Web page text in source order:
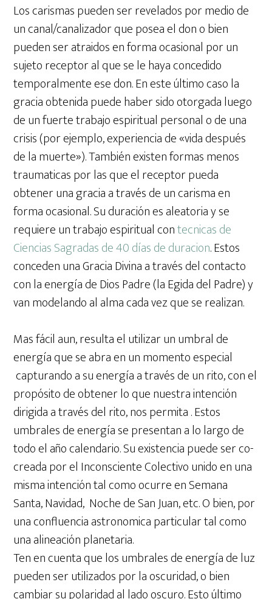
Los carismas pueden ser revelados por medio de
un canal/canalizador que posea el don o bien
pueden ser atraidos en forma ocasional por un
sujeto receptor al que se le haya concedido
temporalmente ese don. En este último caso la
gracia obtenida puede haber sido otorgada luego
de un fuerte trabajo espiritual personal o de una
crisis (por ejemplo, experiencia de «vida después
de la muerte»). También existen formas menos
traumaticas por las que el receptor pueda
obtener una gracia a través de un carisma en
forma ocasional. Su duración es aleatoria y se
requiere un trabajo espiritual contecnicas de
Ciencias Sagradas de 40 días de duracion. Estos
conceden una Gracia Divina a través del contacto
con la energía de Dios Padre (la Egida del Padre) y
van modelando al alma cada vez que se realizan.
Mas fácil aun, resulta el utilizar un umbral de
energía que se abra en un momento especial
capturando a su energía a través de un rito, con el
propósito de obtener lo que nuestra intención
dirigida a través del rito, nos permita . Estos
umbrales de energía se presentan a lo largo de
todo el año calendario. Su existencia puede ser co-
creada por el Inconsciente Colectivo unido en una
misma intención tal como ocurre en Semana
Santa, Navidad, Noche de San Juan, etc. O bien, por
una confluencia astronomica particular tal como
una alineación planetaria.
Ten en cuenta que los umbrales de energía de luz
pueden ser utilizados por la oscuridad, o bien